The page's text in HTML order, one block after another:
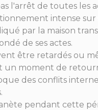
l'arrêt de toutes les
intense sur
par la maison
de ses actes.
être retardés ou
un moment de
des conflits
pendant cette